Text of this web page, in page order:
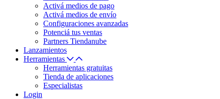
Activá medios de pago
Activá medios de envío
Configuraciones avanzadas
Potenciá tus ventas
Partners Tiendanube
Lanzamientos
Herramientas
Herramientas gratuitas
Tienda de aplicaciones
Especialistas
Login